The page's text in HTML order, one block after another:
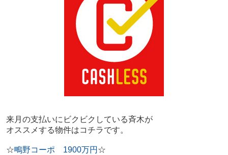
来月の支払いにビクビクしている斉木が
オススメする物件はコチラです。
☆鴫野コーポ 1900万円 ☆